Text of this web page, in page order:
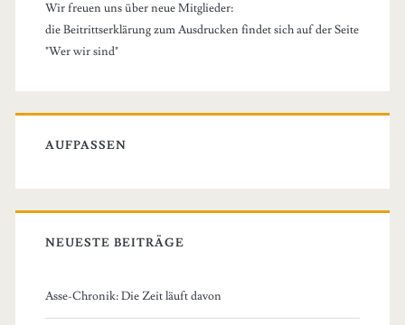
Wir freuen uns über neue Mitglieder:
die Beitrittserklärung zum Ausdrucken findet sich auf der Seite
"Wer wir sind"
AUFPASSEN
NEUESTE BEITRÄGE
Asse-Chronik: Die Zeit läuft davon